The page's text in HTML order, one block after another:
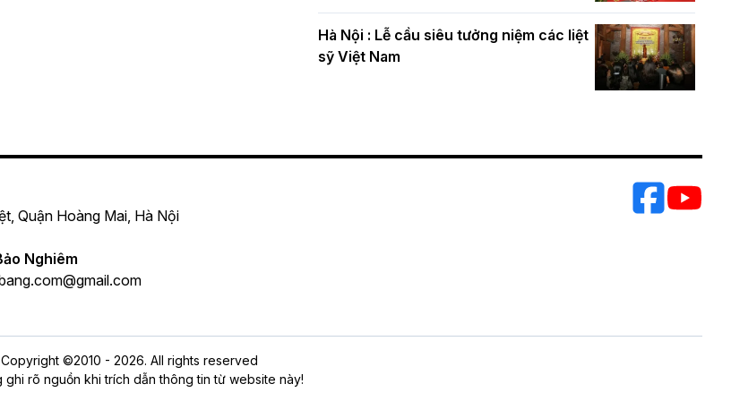
Hà Nội : Lễ cầu siêu tưởng niệm các liệt
sỹ Việt Nam
Quận Hoàng Mai, Hà Nội
Nghiêm
Copyright ©2010 - 2026. All rights reserved
ghi rõ nguồn khi trích dẫn thông tin từ website này!